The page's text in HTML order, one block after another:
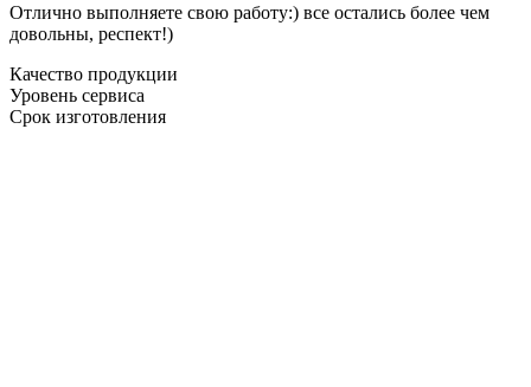
Отлично выполняете свою работу:) все остались более чем
довольны, респект!)
Качество продукции
Уровень сервиса
Срок изготовления